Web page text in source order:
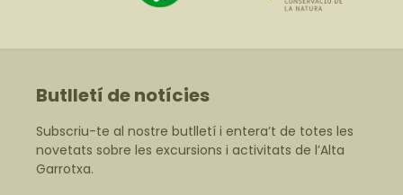
Butlletí de notícies
Subscriu-te al nostre butlletí i entera’t de totes les
novetats sobre les excursions i activitats de l’Alta
Garrotxa.